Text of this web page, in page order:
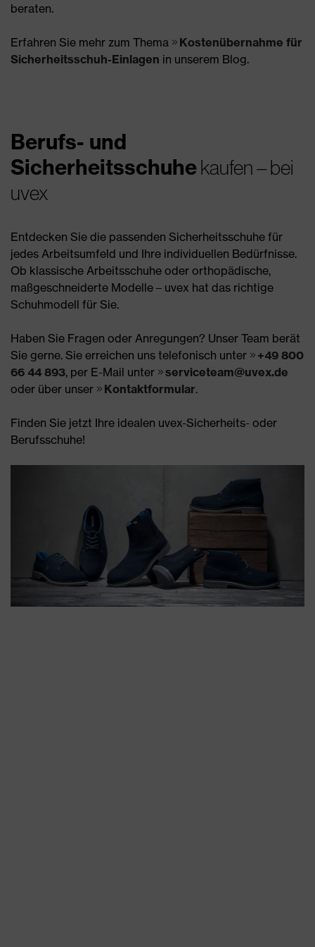
beraten.
Erfahren Sie mehr zum Thema
Kostenübernahme für
Sicherheitsschuh-Einlagen in unserem Blog.
Berufs- und
Sicherheitsschuhekaufen – bei
uvex
Entdecken Sie die passenden Sicherheitsschuhe für
jedes Arbeitsumfeld und Ihre individuellen Bedürfnisse.
Ob klassische Arbeitsschuhe oder orthopädische,
maßgeschneiderte Modelle – uvex hat das richtige
Schuhmodell für Sie.
Haben Sie Fragen oder Anregungen? Unser Team berät
Sie gerne. Sie erreichen uns telefonisch unter
+49 800
66 44 893, per E-Mail unter
serviceteam@uvex.de
oder über unser
Kontaktformular.
Finden Sie jetzt Ihre idealen uvex-Sicherheits- oder
Berufsschuhe!